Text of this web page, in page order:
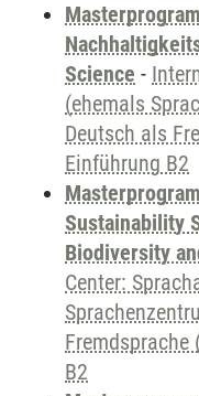
Science -
(ehemals
Deutsch als
Einführung B2
Sustainability
Biodiversity
Center:
Fremdsprache
B2